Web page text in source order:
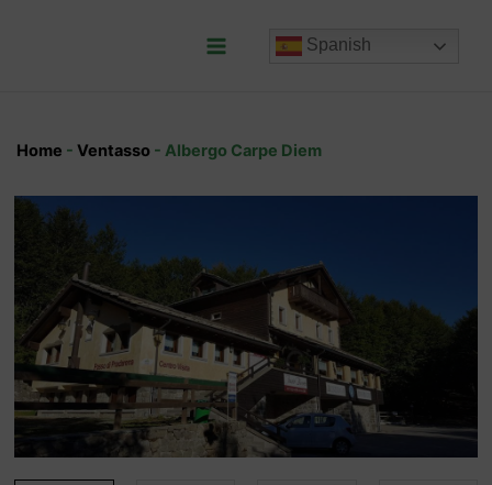
Spanish
Home - Ventasso - Albergo Carpe Diem